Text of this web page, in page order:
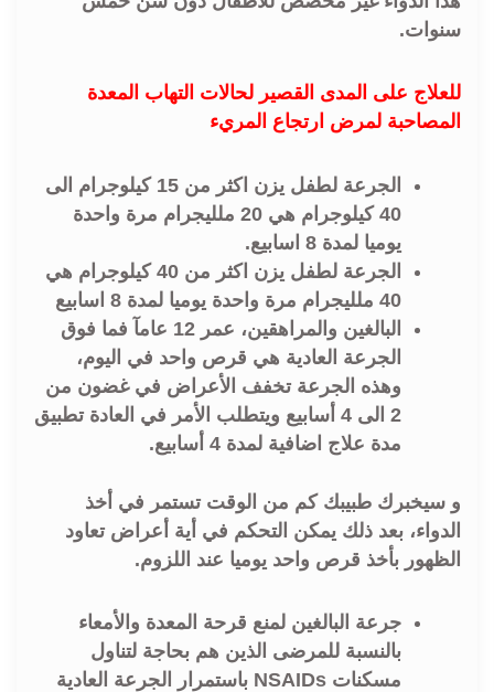
سنوات.
للعلاج على المدى القصير لحالات التهاب المعدة
المصاحبة لمرض ارتجاع المريء
الجرعة لطفل يزن اكثر من 15 كيلوجرام الى
40 كيلوجرام هي 20 ملليجرام مرة واحدة
يوميا لمدة 8 اسابيع.
الجرعة لطفل يزن اكثر من 40 كيلوجرام هي
40 ملليجرام مرة واحدة يوميا لمدة 8 اسابيع
البالغين والمراهقين، عمر 12 عامآ فما فوق
الجرعة العادية هي قرص واحد في اليوم،
وهذه الجرعة تخفف الأعراض في غضون من
2 الى 4 أسابيع ويتطلب الأمر في العادة تطبيق
مدة علاج اضافية لمدة 4 أسابيع.
و سيخبرك طبيبك كم من الوقت تستمر في أخذ
الدواء، بعد ذلك يمكن التحكم في أية أعراض تعاود
الظهور بأخذ قرص واحد يوميا عند اللزوم.
جرعة البالغين لمنع قرحة المعدة والأمعاء
بالنسبة للمرضى الذين هم بحاجة لتناول
مسكنات NSAIDs باستمرار الجرعة العادية